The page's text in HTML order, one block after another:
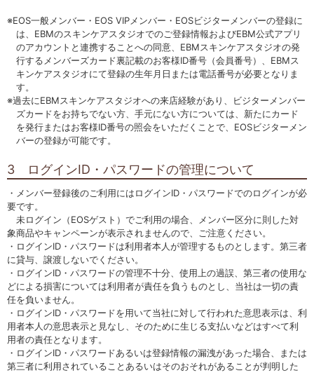
※EOS一般メンバー・EOS VIPメンバー・EOSビジターメンバーの登録に
は、EBMのスキンケアスタジオでのご登録情報およびEBM公式アプリ
のアカウントと連携することへの同意、EBMスキンケアスタジオの発
行するメンバーズカード裏記載のお客様ID番号（会員番号）、EBMス
キンケアスタジオにて登録の生年月日または電話番号が必要となりま
す。
※過去にEBMスキンケアスタジオへの来店経験があり、ビジターメンバー
ズカードをお持ちでない方、手元にない方については、新たにカード
を発行またはお客様ID番号の照会をいただくことで、EOSビジターメン
バーの登録が可能です。
3 ログインID・パスワードの管理について
・メンバー登録後のご利用にはログインID・パスワードでのログインが必
要です。
未ログイン（EOSゲスト）でご利用の場合、メンバー区分に則した対
象商品やキャンペーンが表示されませんので、ご注意ください。
・ログインID・パスワードは利用者本人が管理するものとします。第三者
に貸与、譲渡しないでください。
・ログインID・パスワードの管理不十分、使用上の過誤、第三者の使用な
どによる損害については利用者が責任を負うものとし、当社は一切の責
任を負いません。
・ログインID・パスワードを用いて当社に対して行われた意思表示は、利
用者本人の意思表示と見なし、そのために生じる支払いなどはすべて利
用者の責任となります。
・ログインID・パスワードあるいは登録情報の漏洩があった場合、または
第三者に利用されていることあるいはそのおそれがあることが判明した